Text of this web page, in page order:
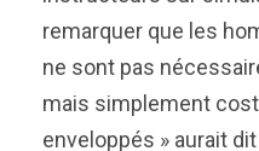
remarquer que les
ne sont pas
mais simplement
enveloppés » aurait